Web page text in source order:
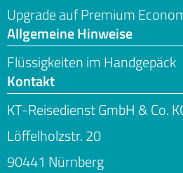
Upgrade auf Premium
Allgemeine Hinweise
Flüssigkeiten im Handgepäck
Kontakt
KT-Reisedienst GmbH & Co.
Löffelholzstr. 20
90441 Nürnberg